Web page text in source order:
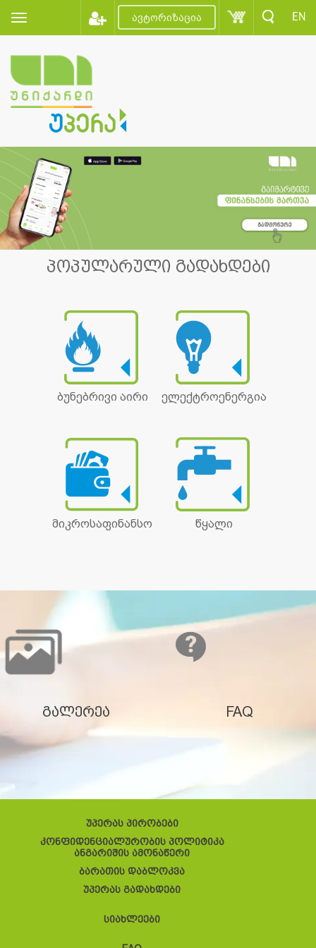
ავტორიზაცია EN
პოპულარული გადახდები
ბუნებრივი აირი ელექტროენერგია
მიკროსაფინანსო წყალი
გალერეა FAQ
უპერას პირობები
კონფიდენციალურობის პოლიტიკა
ანგარიშის ამონაწერი
ბარათის დაბლოკვა
უპერას გადახდები
სიახლეები